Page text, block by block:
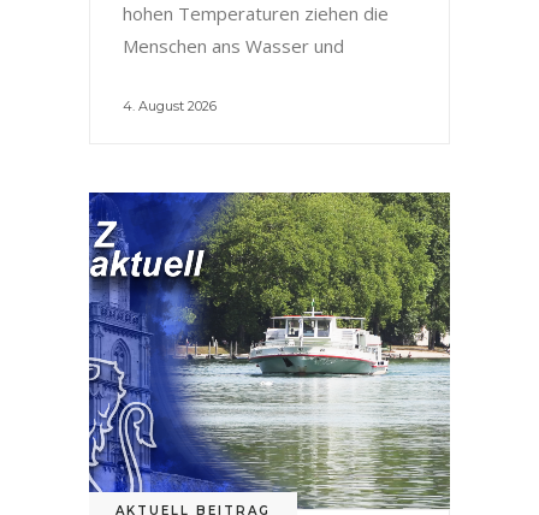
hohen Temperaturen ziehen die
Menschen ans Wasser und
4. August 2026
AKTUELL BEITRAG